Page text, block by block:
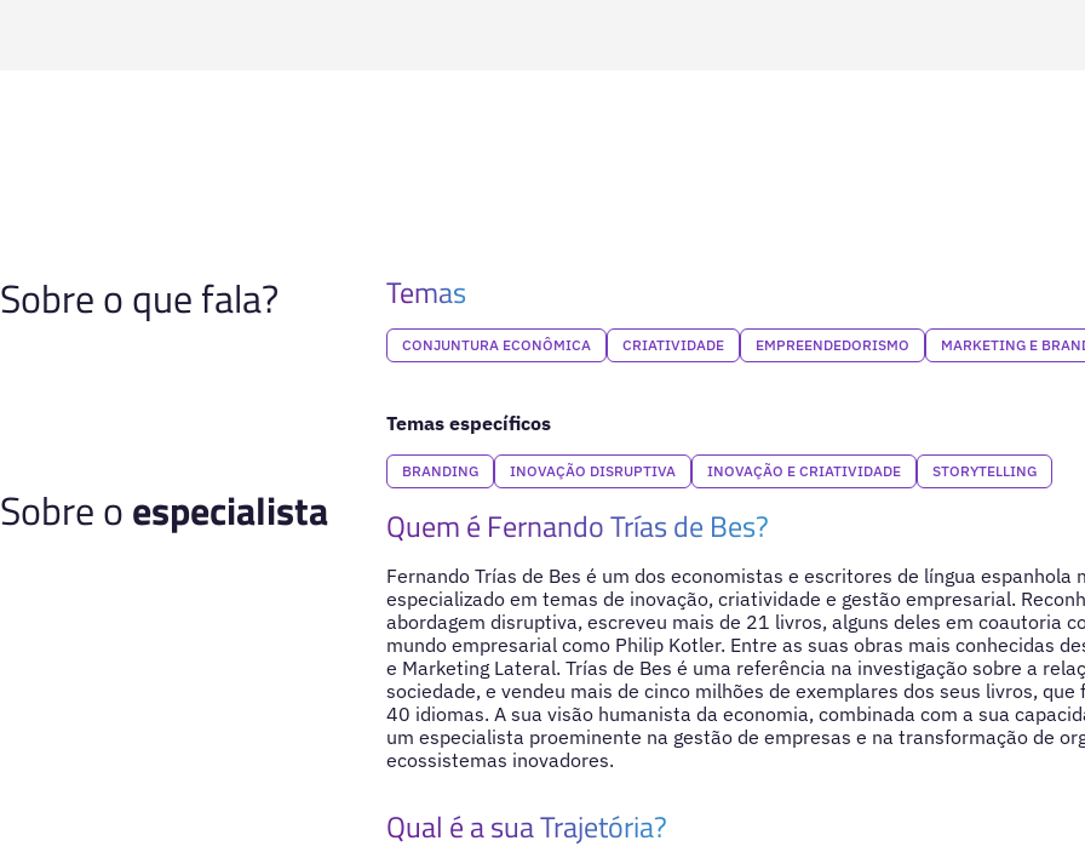
Sobre o que fala? Temas
CONJUNTURA ECONÔMICA CRIATIVIDADE EMPREENDEDORISMO MARKETING E
Temas específicos
BRANDING INOVAÇÃO DISRUPTIVA INOVAÇÃO E CRIATIVIDADE STORYTELLING
Sobre oespecialista Quem é Fernando Trías de Bes?
Fernando Trías de Bes é um dos economistas e escritores de língua espanhola
especializado em temas de inovação, criatividade e gestão empresarial.
abordagem disruptiva, escreveu mais de 21 livros, alguns deles em coautoria
mundo empresarial como Philip Kotler. Entre as suas obras mais conhecidas
e Marketing Lateral. Trías de Bes é uma referência na investigação sobre a
sociedade, e vendeu mais de cinco milhões de exemplares dos seus livros,
40 idiomas. A sua visão humanista da economia, combinada com a sua
um especialista proeminente na gestão de empresas e na transformação de
ecossistemas inovadores.
Qual é a sua Trajetória?